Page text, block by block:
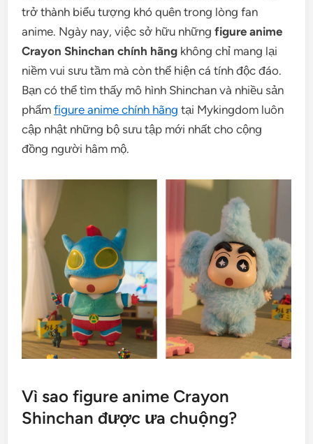
trở thành biểu tượng khó quên trong lòng fan
anime. Ngày nay, việc sở hữu nhữngfigure anime
Crayon Shinchan chính hãng không chỉ mang lại
niềm vui sưu tầm mà còn thể hiện cá tính độc đáo.
Bạn có thể tìm thấy mô hình Shinchan và nhiều sản
phẩmfigure anime chính hãng tại Mykingdom luôn
cập nhật những bộ sưu tập mới nhất cho cộng
đồng người hâm mộ.
Vì sao figure anime Crayon
Shinchan được ưa chuộng?